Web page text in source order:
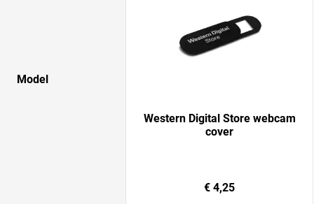
Model
Western Digital Store webcam
cover
€ 4,25